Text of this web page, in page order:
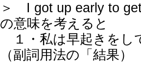
＞ I got up early to
の意味を考えると
１・私は早起きをし
（副詞用法の「結果）